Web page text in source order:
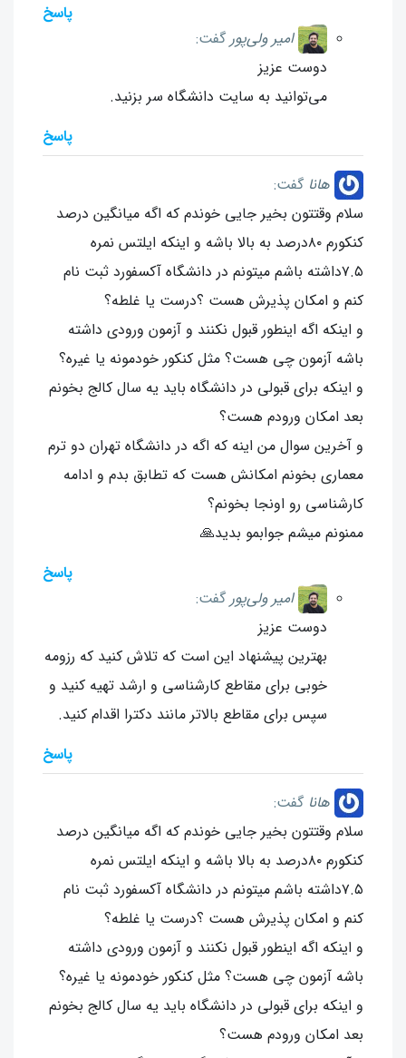
پاسخ
امیر ولی‌پور گفت:
دوست عزیز
می‌توانید به سایت دانشگاه سر بزنید.
پاسخ
هانا گفت:
سلام وقتتون بخیر جایی خوندم که اگه میانگین درصد
کنکورم ۸۰درصد به بالا باشه و اینکه ایلتس نمره
۷.۵داشته باشم میتونم در دانشگاه آکسفورد ثبت نام
کنم و امکان پذیرش هست ؟درست یا غلطه؟
و اینکه اگه اینطور قبول نکنند و آزمون ورودی داشته
باشه آزمون چی هست؟ مثل کنکور خودمونه یا غیره؟
و اینکه برای قبولی در دانشگاه باید یه سال کالج بخونم
بعد امکان ورودم هست؟
و آخرین سوال من اینه که اگه در دانشگاه تهران دو ترم
معماری بخونم امکانش هست که تطابق بدم و ادامه
کارشناسی رو اونجا بخونم؟
ممنونم میشم جوابمو بدید🙏
پاسخ
امیر ولی‌پور گفت:
دوست عزیز
بهترین پیشنهاد این است که تلاش کنید که رزومه
خوبی برای مقاطع کارشناسی و ارشد تهیه کنید و
سپس برای مقاطع بالاتر مانند دکترا اقدام کنید.
پاسخ
هانا گفت:
سلام وقتتون بخیر جایی خوندم که اگه میانگین درصد
کنکورم ۸۰درصد به بالا باشه و اینکه ایلتس نمره
۷.۵داشته باشم میتونم در دانشگاه آکسفورد ثبت نام
کنم و امکان پذیرش هست ؟درست یا غلطه؟
و اینکه اگه اینطور قبول نکنند و آزمون ورودی داشته
باشه آزمون چی هست؟ مثل کنکور خودمونه یا غیره؟
و اینکه برای قبولی در دانشگاه باید یه سال کالج بخونم
بعد امکان ورودم هست؟